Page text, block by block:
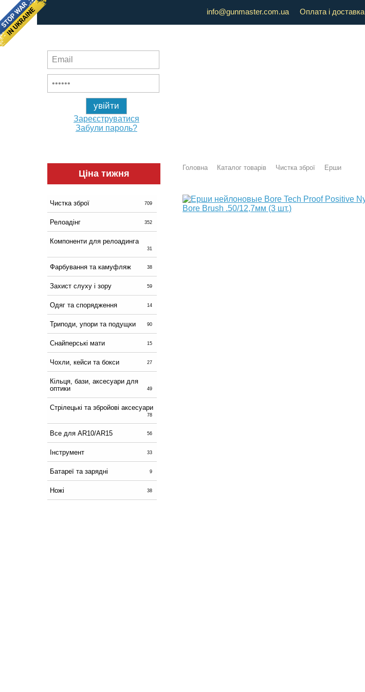
info@gunmaster.com.ua Оплата і доставка
Зареєструватися
Забули пароль?
Ціна тижня
Чистка зброї 709
Релоадінг 352
Компоненти для релоадинга
31
Фарбування та камуфляж 38
Захист слуху і зору 59
Одяг та спорядження 14
Триподи, упори та подущки 90
Снайперські мати 15
Чохли, кейси та бокси 27
Кільця, бази, аксесуари для
оптики
49
Стрілецькі та збройові аксесуари
78
Все для AR10/AR15 56
Інструмент 33
Батареї та зарядні 9
Ножі 38
Головна Каталог товарів Чистка зброї Ерши